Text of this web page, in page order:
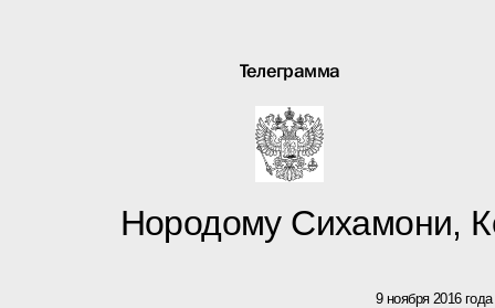
Телеграмма
Нородому Сихамони,
9 ноября 2016 года